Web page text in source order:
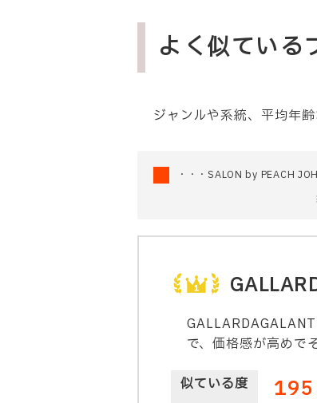
よく似ている
ジャンルや系統、平均年
・・・SALON by PEACH
で、価格感が高めで
似ている度 195